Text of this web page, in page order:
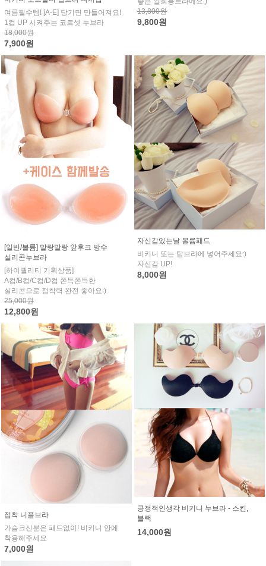
여름필수템! [A-E] 당기면 만들어져요!
1컵 UP 시켜주는 코르셋 누브라
18,000원
7,900원
13,800원
9,800원
[일반/볼륨] 말랑말랑 앞후크 방수
실리콘누브라
[하이퀄리티 기획상품]
A컵/B컵/C컵/D컵 쫀득쫀득한
실리콘으로 접착력 완전 좋아요:)
25,000원
12,800원
자신감있는날 볼륨패드
비키니 또는 탑브라에 넣어주세요:)
자신감 UP!
8,000원
접착 니플브라
가슴크신분은 패드없이! 비키니 안에
착용해주세요
7,000원
긍정적인생각 비키니 누브라 - 스킨,
블랙
14,000원